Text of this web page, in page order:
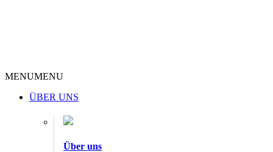
MENUMENU
ÜBER UNS
Über uns